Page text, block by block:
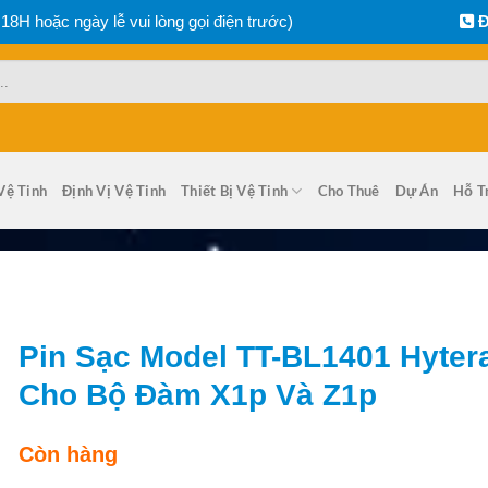
hoặc ngày lễ vui lòng gọi điện trước)
Tinh Định Vị Vệ Tinh Thiết Bị Vệ Tinh Cho Thuê Dự Án Hỗ
Pin Sạc Model TT-BL1401
Cho Bộ Đàm X1p Và Z1p
Còn hàng